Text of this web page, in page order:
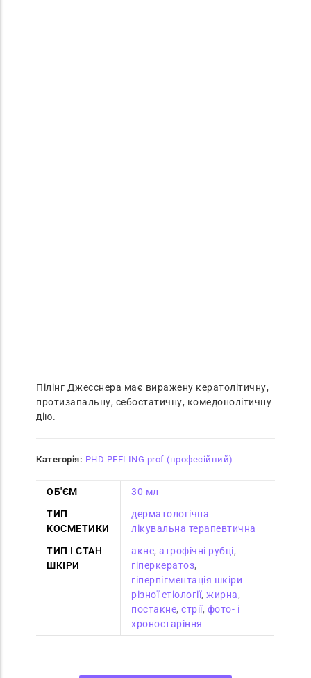
Пілінг Джесснера має виражену кератолітичну,
протизапальну, себостатичну, комедонолітичну
дію.
Категорія: PHD PEELING prof (професійний)
ОБ'ЄМ
30 мл
ТИП
КОСМЕТИКИ
дерматологічна
лікувальна терапевтична
ТИП І СТАН
ШКІРИ
акне,атрофічні рубці,
гіперкератоз,
гіперпігментація шкіри
різної етіології,жирна,
постакне,стрії, фото- і
хроностаріння